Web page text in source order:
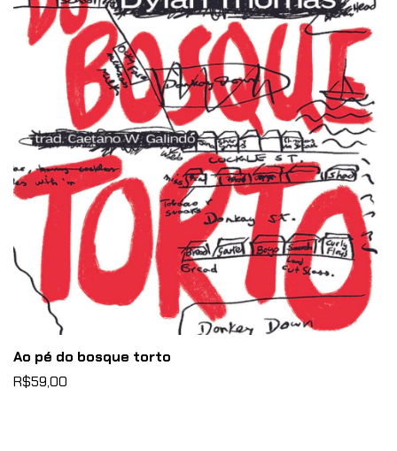
Ao pé do bosque torto
R$59,00